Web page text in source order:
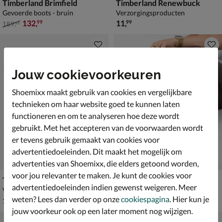
Timberland Brimfield
Gevoerde boots - bruin
van € 189,99 voor € 132,99
189,99 132,99
Timberland Renewbuck
Verzorgingsproducten
€ 11,99
11,99
Timberland Authentic Teddy
Veterboots - bruin
€ 189,99
189,99
Timberland Classic Boat
Mocassins & loafers - blauw
van € 159,99 voor € 111,99
159,99 111,99
Jouw cookievoorkeuren
Shoemixx maakt gebruik van cookies en vergelijkbare
technieken om haar website goed te kunnen laten
functioneren en om te analyseren hoe deze wordt
gebruikt. Met het accepteren van de voorwaarden wordt
er tevens gebruik gemaakt van cookies voor
advertentiedoeleinden. Dit maakt het mogelijk om
advertenties van Shoemixx, die elders getoond worden,
voor jou relevanter te maken. Je kunt de cookies voor
advertentiedoeleinden indien gewenst weigeren. Meer
weten? Lees dan verder op onzecookiespagina . Hier kun je
jouw voorkeur ook op een later moment nog wijzigen.